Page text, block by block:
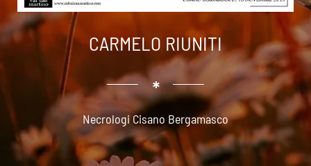
CARMELO RIUNITI
Necrologi Cisano Bergamasco